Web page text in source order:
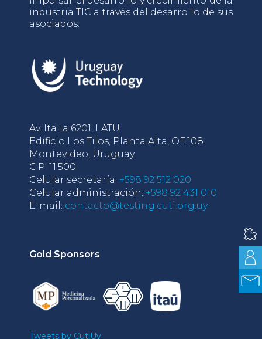
industria TIC a través del desarrollo de sus
asociados.
Av. Italia 6201, LATU
Edificio Los Tilos, Planta Alta, OF.108
Montevideo, Uruguay
C.P: 11.500
Celular secretaría: +598 92 512 020
Celular administración: +598 92 431 010
E-mail: contacto@testing.cuti.org.uy
Gold Sponsors
Tweets by CutiUy